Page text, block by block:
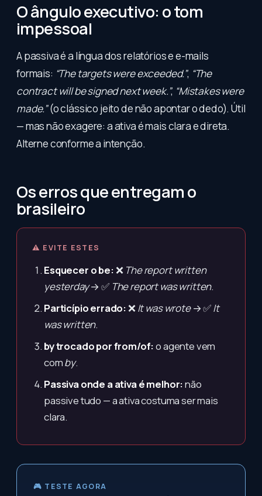
O ângulo executivo: o tom
impessoal
A passiva é a língua dos relatórios e e-mails
formais: “The targets were exceeded.”, “The
contract will be signed next week.”, “Mistakes were
made.”(o clássico jeito de não apontar o dedo). Útil
— mas não exagere: a ativa é mais clara e direta.
Alterne conforme a intenção.
Os erros que entregam o
brasileiro
⚠ EVITE ESTES
Esquecer o be:❌ The report written
yesterday→ ✅ The report was written.
Particípio errado:❌It was wrote→ ✅It
was written.
by trocado por from/of:o agente vem
comby.
Passiva onde a ativa é melhor:não
passive tudo — a ativa costuma ser mais
clara.
🎮 TESTE AGORA